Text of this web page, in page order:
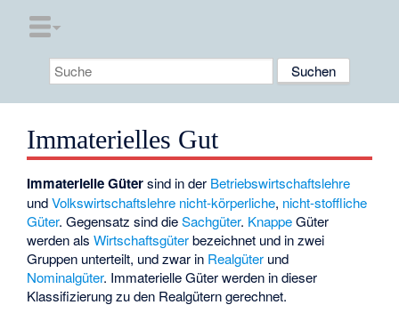
Immaterielles Gut
Immaterielle Gütersind in der Betriebswirtschaftslehre
undVolkswirtschaftslehre nicht-körperliche, nicht-stoffliche
Güter. Gegensatz sind dieSachgüter. KnappeGüter
werden alsWirtschaftsgüterbezeichnet und in zwei
Gruppen unterteilt, und zwar in Realgüter und
Nominalgüter. Immaterielle Güter werden in dieser
Klassifizierung zu den Realgütern gerechnet.